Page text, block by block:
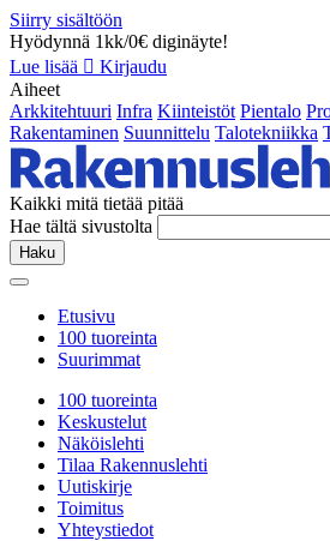
Siirry sisältöön
Hyödynnä 1kk/0€ diginäyte!
Lue lisää
Kirjaudu
Aiheet
Arkkitehtuuri Infra Kiinteistöt Pientalo
Rakentaminen Suunnittelu Talotekniikka
Kaikki mitä tietää pitää
Hae tältä sivustolta
Haku
Etusivu
100 tuoreinta
Suurimmat
100 tuoreinta
Keskustelut
Näköislehti
Tilaa Rakennuslehti
Uutiskirje
Toimitus
Yhteystiedot